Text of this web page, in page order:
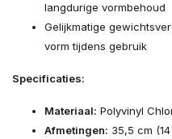
langdurige vormbehoud
Gelijkmatige
vorm tijdens gebruik
Specificaties:
Materiaal: Polyvinyl
Afmetingen: 35,5 cm